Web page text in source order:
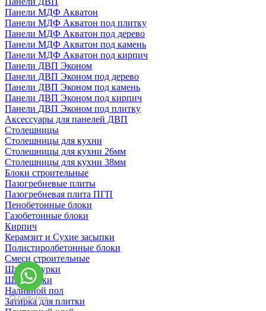
Панели МДФ Акватон
Панели МДФ Акватон под плитку
Панели МДФ Акватон под дерево
Панели МДФ Акватон под камень
Панели МДФ Акватон под кирпич
Панели ДВП Эконом
Панели ДВП Эконом под дерево
Панели ДВП Эконом под камень
Панели ДВП Эконом под кирпич
Панели ДВП Эконом под плитку
Аксессуары для панелей ДВП
Столешницы
Столешницы для кухни
Столешницы для кухни 26мм
Столешницы для кухни 38мм
Блоки строительные
Пазогребневые плиты
Пазогребневая плита ПГП
Пенобетонные блоки
Газобетонные блоки
Кирпич
Керамзит и Сухие засыпки
Полистиролбетонные блоки
Смеси строительные
Штукартурки
Шпаклевки
Наливной пол
Затирка для плитки